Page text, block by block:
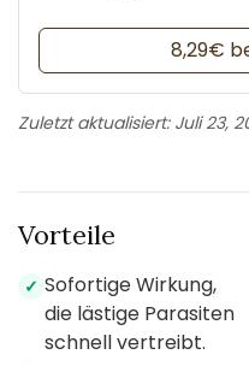
8,29€
Zuletzt aktualisiert: Juli 23,
Vorteile
✓ Sofortige Wirkung,
die lästige Parasiten
schnell vertreibt.